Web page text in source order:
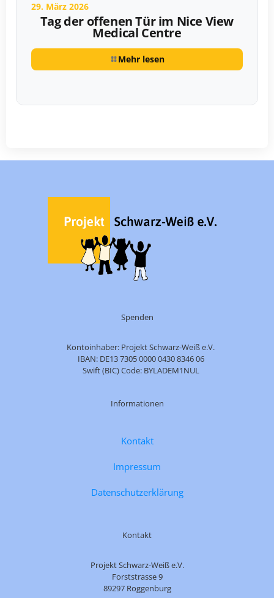
29. März 2026
Tag der offenen Tür im Nice View
Medical Centre
Mehr lesen
Spenden
Kontoinhaber: Projekt Schwarz-Weiß e.V.
IBAN: DE13 7305 0000 0430 8346 06
Swift (BIC) Code: BYLADEM1NUL
Informationen
Kontakt
Impressum
Datenschutzerklärung
Kontakt
Projekt Schwarz-Weiß e.V.
Forststrasse 9
89297 Roggenburg